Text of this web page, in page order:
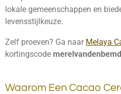
lokale gemeenschappen en
levensstijlkeuze.
Zelf proeven? Ga naar Melaya
kortingscode merelvandenbemd
Waarom Een Cacao